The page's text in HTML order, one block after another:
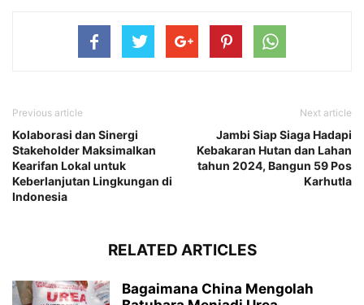
Previous article
Kolaborasi dan Sinergi
Stakeholder Maksimalkan
Kearifan Lokal untuk
Keberlanjutan Lingkungan di
Indonesia
Next article
Jambi Siap Siaga Hadapi
Kebakaran Hutan dan Lahan
tahun 2024, Bangun 59 Pos
Karhutla
RELATED ARTICLES
Bagaimana China Mengolah